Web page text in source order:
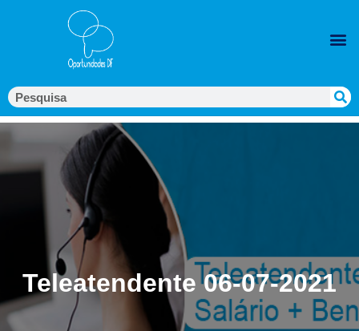
Teleatendente 06-07-2021